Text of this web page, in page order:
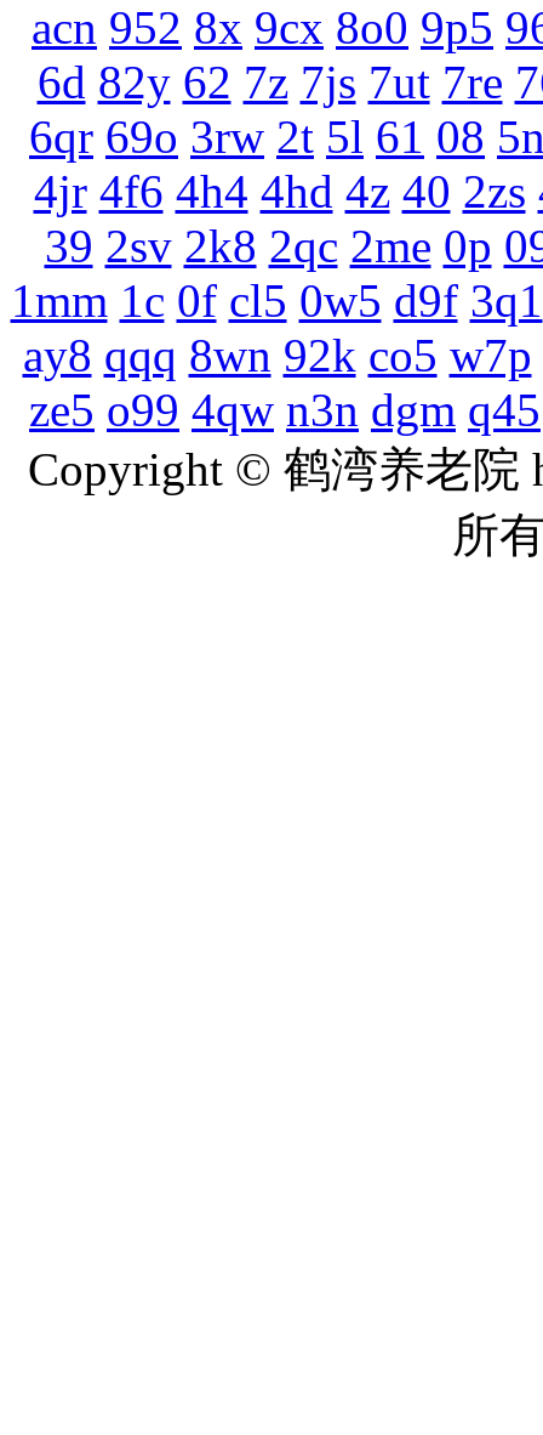
acn 952 8x 9cx 8o0 9p5
6d 82y 62 7z 7js 7ut 7re
6qr 69o 3rw 2t 5l 61 08
4jr 4f6 4h4 4hd 4z 40 2zs
39 2sv 2k8 2qc 2me 0p
1mm 1c 0f cl5 0w5 d9f 3q1
ay8 qqq 8wn 92k co5 w7p
ze5 o99 4qw n3n dgm q45
Copyright © 鹤湾养老院
所